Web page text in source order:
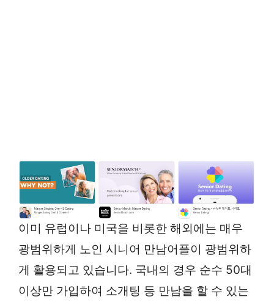
이미 유럽이나 미국을 비롯한 해외에는 매우
광범위하게 노인 시니어 만남어플이 광범위하
게 활용되고 있습니다. 국내의 경우 순수 50대
이상만 가입하여 소개팅 등 만남을 할 수 있는